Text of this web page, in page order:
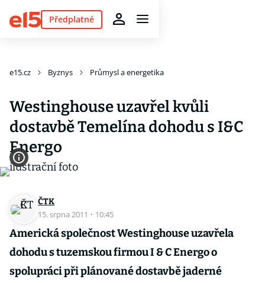
Předplatné
e15.cz Byznys Průmysl a energetika
Westinghouse uzavřel kvůli
dostavbě Temelína dohodu s I&C
Energo
ČTK
15. srpna 2011 · 10:45
Americká společnost Westinghouse uzavřela
dohodu s tuzemskou firmou I & C Energo o
spolupráci při plánované dostavbě jaderné